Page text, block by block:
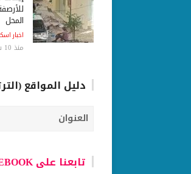
المحل
اخبار
منذ 10 ساعات
دليل المواقع
العنوان
تابعنا على FACEBOOK